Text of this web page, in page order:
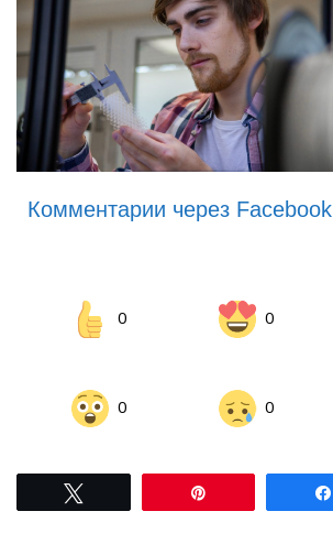
Комментарии через Facebook
0 0
0 0